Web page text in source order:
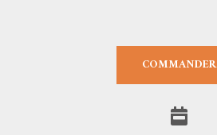
COMMANDER